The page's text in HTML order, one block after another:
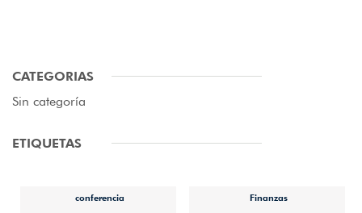
CATEGORIAS
Sin categoría
ETIQUETAS
conferencia Finanzas